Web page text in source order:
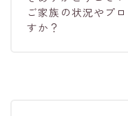
ご家族の状況やプ
すか？